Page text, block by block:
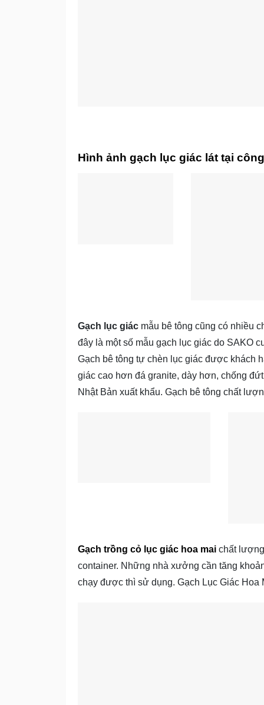
Hình ảnh gạch lục giác lát tại
Gạch lục giác mẫu bê tông cũng có nhiều
đây là một số mẫu gạch lục giác do SAKO
Gạch bê tông tự chèn lục giác được khách
giác cao hơn đá granite, dày hơn, chống
Nhật Bản xuất khẩu. Gạch bê tông chất
Gạch trồng cỏ lục giác hoa mai chất
container. Những nhà xưởng cần tăng
chạy được thì sử dụng. Gạch Lục Giác Hoa